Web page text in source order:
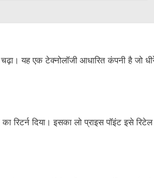
चढ़ा। यह एक टेक्नोलॉजी आधारित कंपनी है जो
का रिटर्न दिया। इसका लो प्राइस पॉइंट इसे रिटेल